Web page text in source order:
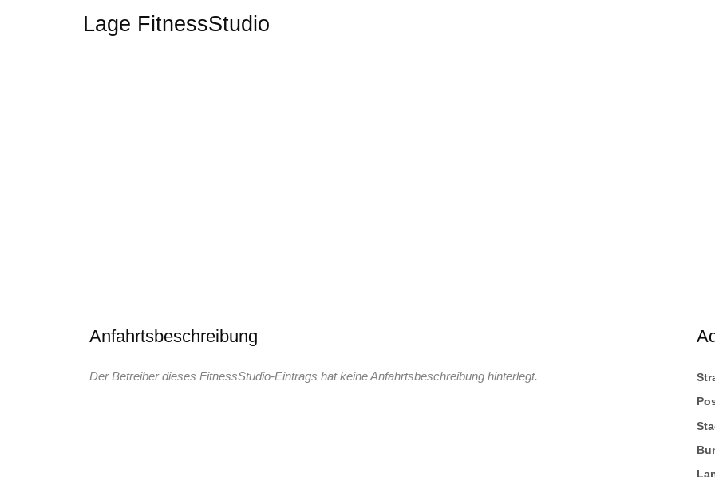
Lage FitnessStudio
Anfahrtsbeschreibung
Der Betreiber dieses FitnessStudio-Eintrags hat keine Anfahrtsbeschreibung hinterlegt.